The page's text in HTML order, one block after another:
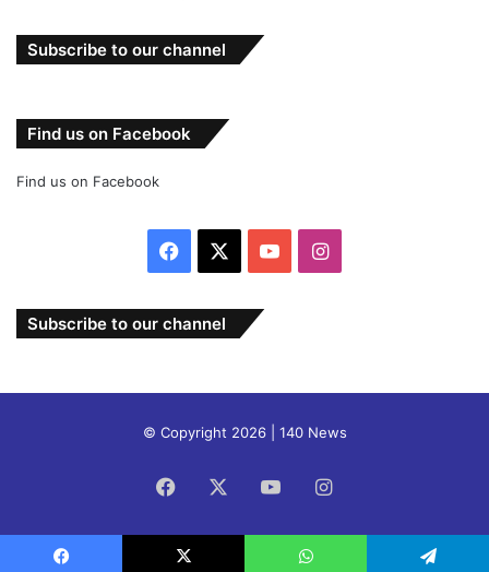
Subscribe to our channel
Find us on Facebook
Find us on Facebook
Facebook YouTubeInstagram
Subscribe to our channel
© Copyright 2026 | 140 News
Facebook YouTubeInstagram